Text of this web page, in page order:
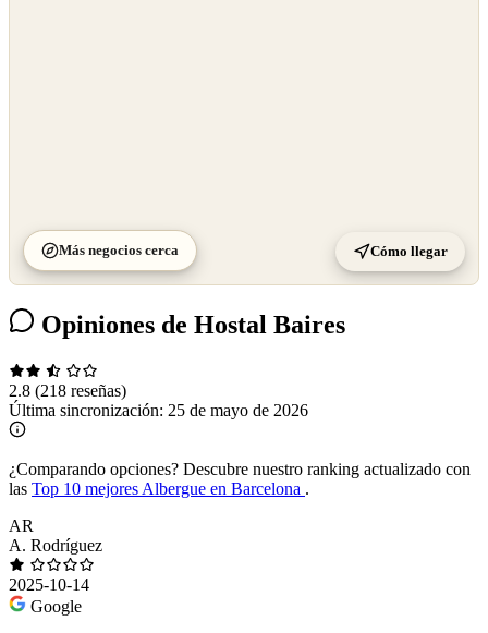
Más negocios cerca Cómo llegar
Opiniones de Hostal Baires
2.8 (218 reseñas)
Última sincronización: 25 de mayo de 2026
¿Comparando opciones? Descubre nuestro ranking actualizado con
las Top 10 mejores Albergue en Barcelona .
AR
A. Rodríguez
2025-10-14
Google